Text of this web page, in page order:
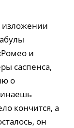
изложении
и
саспенса,
о
кончится, а
он